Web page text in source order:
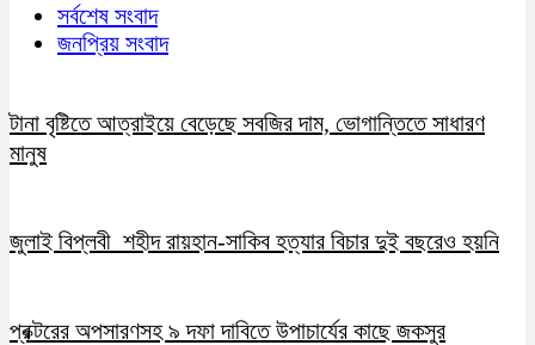
সর্বশেষ সংবাদ
জনপ্রিয় সংবাদ
টানা বৃষ্টিতে আত্রাইয়ে বেড়েছে সবজির দাম, ভোগান্তিতে সাধারণ
মানুষ
জুলাই বিপ্লবী শহীদ রায়হান-সাকিব হত্যার বিচার দুই বছরেও হয়নি
প্রক্টরের অপসারণসহ ৯ দফা দাবিতে উপাচার্যের কাছে জকসুর